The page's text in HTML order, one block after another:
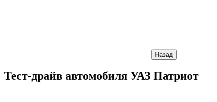
Назад
Тест-драйв автомобиля УАЗ Патриот